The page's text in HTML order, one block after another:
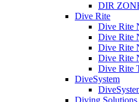
DIR
Dive Rite
Dive Rite
Dive Rite
Dive Rite
Dive Rite
Dive Rite
DiveSystem